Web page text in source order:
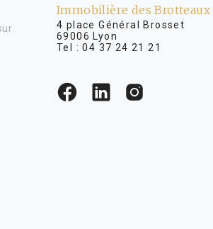
Immobilière des Brotteaux
4 place Général
69006 Lyon
Tel :04 37 24 21 21